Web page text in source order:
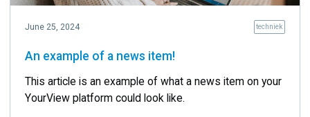
An example of a news item!
This article is an example of what a news item on your
YourView platform could look like.
June 25, 2024 techniek